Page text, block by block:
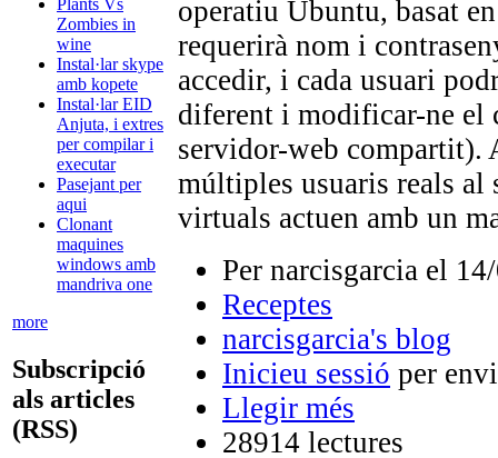
Plants Vs
Zombies in
wine
Instal·lar skype
amb kopete
Instal·lar EID
Anjuta, i extres
per compilar i
executar
Pasejant per
aqui
Clonant
maquines
windows amb
mandriva one
more
Subscripció
als articles
(RSS)
operatiu Ubuntu, basat
requerirà nom i
accedir, i cada usuari
diferent i modificar-ne el
servidor-web compartit).
múltiples usuaris reals al
virtuals actuen amb un
Per narcisgarcia el
Receptes
narcisgarcia's blog
Inicieu sessió per
Llegir més
28914 lectures